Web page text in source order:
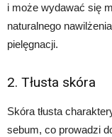
i może wydawać się
naturalnego
pielęgnacji.
2. Tłusta skóra
Skóra tłusta
sebum, co prowadzi